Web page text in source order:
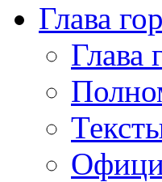
Глава
Глава